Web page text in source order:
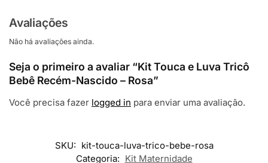
Avaliações
Não há avaliações ainda.
Seja o primeiro a avaliar “Kit Touca e Luva Tricô
Bebê Recém-Nascido – Rosa”
Você precisa fazer logged in para enviar uma avaliação.
SKU: kit-touca-luva-trico-bebe-rosa
Categoria: Kit Maternidade